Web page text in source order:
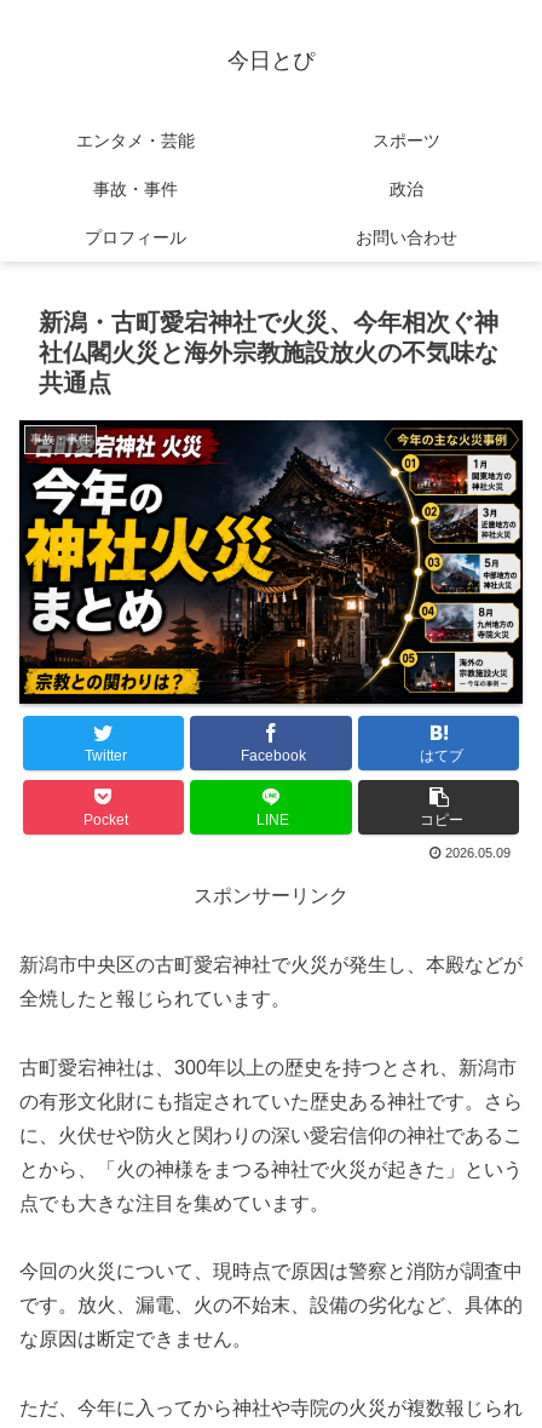
今日とぴ
エンタメ・芸能 スポーツ
事故・事件 政治
プロフィール お問い合わせ
新潟・古町愛宕神社で火災、今年相次ぐ神
社仏閣火災と海外宗教施設放火の不気味な
共通点
事故・事件
Twitter Facebook はてブ
Pocket LINE コピー
2026.05.09
スポンサーリンク
新潟市中央区の古町愛宕神社で火災が発生し、本殿などが
全焼したと報じられています。
古町愛宕神社は、300年以上の歴史を持つとされ、新潟市
の有形文化財にも指定されていた歴史ある神社です。さら
に、火伏せや防火と関わりの深い愛宕信仰の神社であるこ
とから、「火の神様をまつる神社で火災が起きた」という
点でも大きな注目を集めています。
今回の火災について、現時点で原因は警察と消防が調査中
です。放火、漏電、火の不始末、設備の劣化など、具体的
な原因は断定できません。
ただ、今年に入ってから神社や寺院の火災が複数報じられ